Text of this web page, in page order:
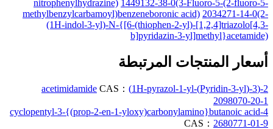
nitrophenylhydrazine) 1449132-38-0(3-Fluoro-5-(2-fluoro-5-
methylbenzylcarbamoyl)benzeneboronic acid) 2034271-14-0(2-
(1H-indol-3-yl)-N-{[6-(thiophen-2-yl)-[1,2,4]triazolo[4,3-
b]pyridazin-3-yl]methyl}acetamide)
أسعار المنتجات المرتبطة
2-(3-(Pyridin-3-yl)-1H-pyrazol-1-yl)acetimidamide
CAS：
2098070-20-1
4-cyclopentyl-3-{(prop-2-en-1-yloxy)carbonylamino}butanoic acid
CAS： 2680771-01-9